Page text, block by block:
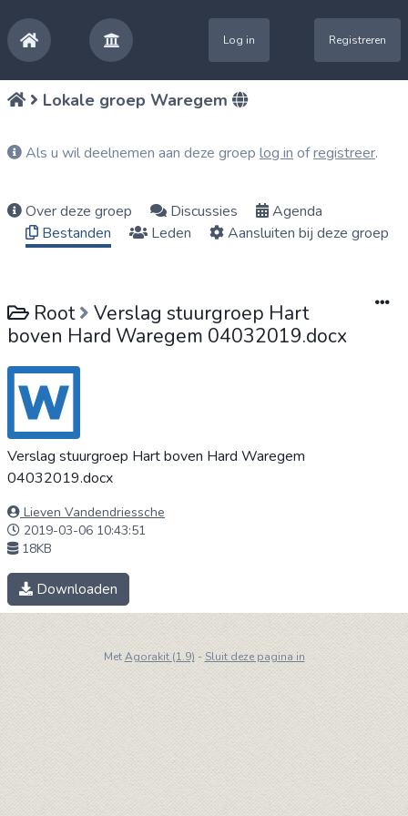
Log in Registreren
Lokale groep Waregem
Als u wil deelnemen aan deze groep log in ofregistreer.
Over deze groep Discussies
Agenda
Bestanden
Leden Aansluiten bij deze groep
Root
Verslag stuurgroep Hart
boven Hard Waregem 04032019.docx
Verslag stuurgroep Hart boven Hard Waregem
04032019.docx
Lieven Vandendriessche
2019-03-06 10:43:51
18KB
Downloaden
MetAgorakit (1.9) - Sluit deze pagina in